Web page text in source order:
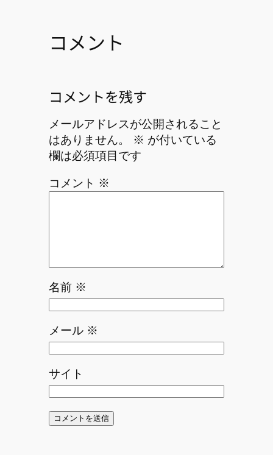
コメント
コメントを残す
メールアドレスが公開されること
はありません。
※ が付いている
欄は必須項目です
コメント ※
名前 ※
メール ※
サイト